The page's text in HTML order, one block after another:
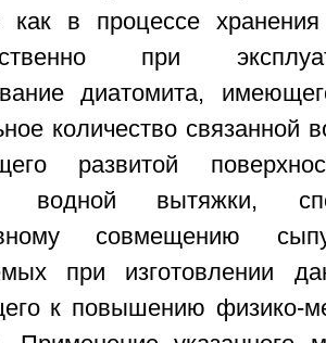
как в процессе
при
диатомита,
количество связанной
развитой
водной вытяжки,
совмещению
при изготовлении
к повышению физико-